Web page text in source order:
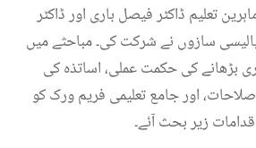
تعلیم ڈاکٹر فیصل باری اور ڈاکٹر
سازوں نے شرکت کی۔ مباحثے میں
بڑھانے کی حکمت عملی، اساتذہ کی
اور جامع تعلیمی فریم ورک کو
زیر بحث آئے۔